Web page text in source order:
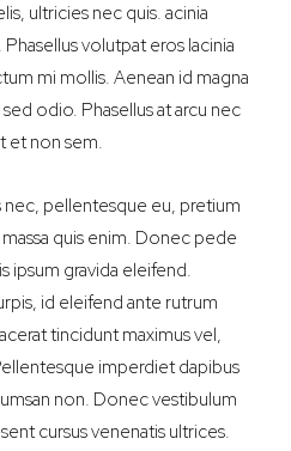
ultricies nec quis. acinia
volutpat eros lacinia
mi mollis. Aenean id magna
odio. Phasellus at arcu nec
et non sem.
pellentesque eu, pretium
quis enim. Donec pede
ipsum gravida eleifend.
id eleifend ante rutrum
tincidunt maximus vel,
imperdiet dapibus
non. Donec vestibulum
cursus venenatis ultrices.